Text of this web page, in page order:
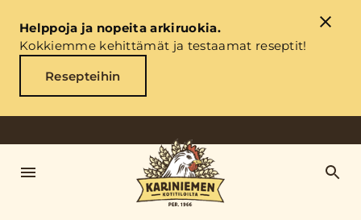
Helppoja ja nopeita arkiruokia.
Kokkiemme kehittämät ja testaamat reseptit!
Resepteihin